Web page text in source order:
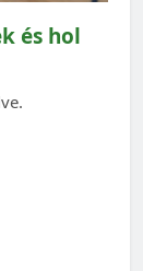
és hol